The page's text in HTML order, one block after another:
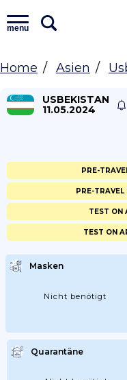
menu
Home Asien
USBEKISTAN
11.05.2024
Masken
Nicht benötigt
Quarantäne
PRE-
PRE-TRAVEL
TEST ON
TEST ON